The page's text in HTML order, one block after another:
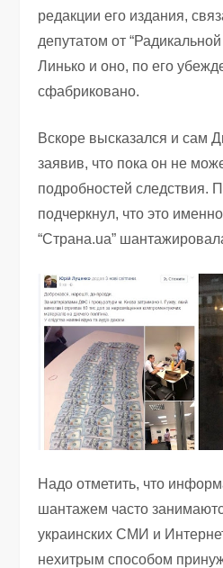
редакции его издания,
депутатом от
Линько и оно, по его
сфабриковано.
Вскоре высказался и сам
заявив, что пока он не
подробностей следствия.
подчеркнул, что это
“Страна.ua”
Надо отметить, что
шантажем часто
украинских СМИ и
нехитрым способом